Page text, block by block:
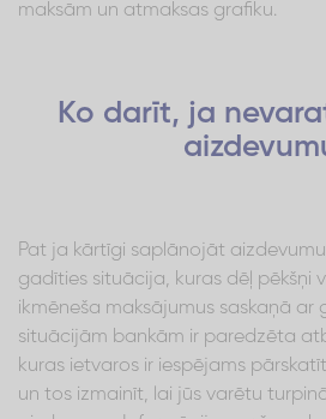
maksām un atmaksas grafiku.
Ko darīt, ja
Pat ja kārtīgi saplānojāt
gadīties situācija, kuras dēļ pēkšņi
ikmēneša maksājumus saskaņā ar
situācijām bankām ir paredzēta
kuras ietvaros ir iespējams
un tos izmainīt, lai jūs varētu